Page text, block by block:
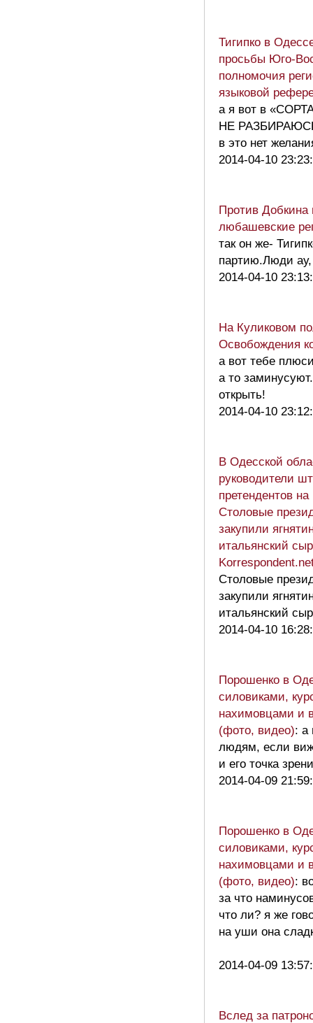
Тигипко в
просьбы Юго-
полномочия
языковой
а я вот в
НЕ
в это нет
2014-04-10
Против Добкина
любашевские
так он же-
партию.Люди
2014-04-10
На Куликовом
Освобождения
а вот тебе
а то
открыть!
2014-04-10
В Одесской
руководители
претендентов
Столовые
закупили
итальянский
Столовые
закупили
итальянский
2014-04-10
Порошенко в
силовиками,
нахимовцами и
(фото, видео): а
людям, если
и его точка
2014-04-09
Порошенко в
силовиками,
нахимовцами и
(фото, видео):
за что
что ли? я же
на уши она
2014-04-09
Вслед за